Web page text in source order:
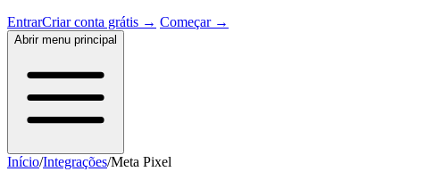
EntrarCriar conta grátis → Começar →
Abrir menu principal
Início/Integrações/Meta Pixel